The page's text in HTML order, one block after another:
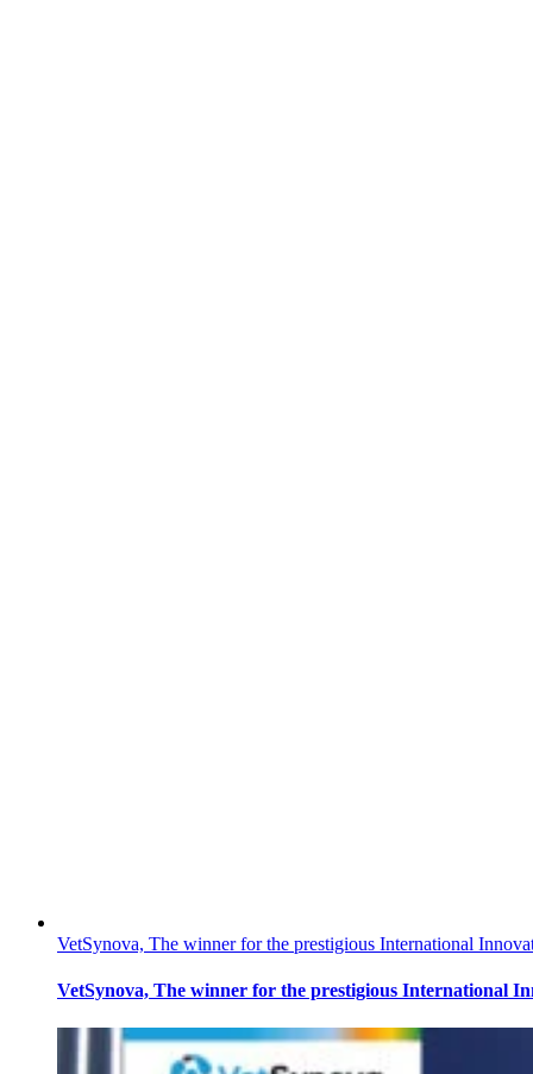
VetSynova, The winner for the prestigious International
VetSynova, The winner for the prestigious International